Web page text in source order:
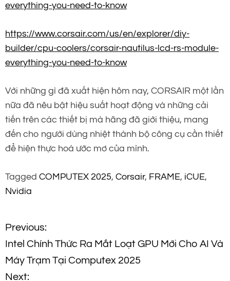
everything-you-need-to-know
https://www.corsair.com/us/en/explorer/diy-
builder/cpu-coolers/corsair-nautilus-lcd-rs-module-
everything-you-need-to-know
Với những gì đã xuất hiện hôm nay, CORSAIR một lần
nữa đã nêu bật hiệu suất hoạt động và những cải
tiến trên các thiết bị mà hãng đã giới thiệu, mang
đến cho người dùng nhiệt thành bộ công cụ cần thiết
để hiện thực hoá ước mơ của mình.
Tagged COMPUTEX 2025, Corsair, FRAME, iCUE,
Nvidia
Đ
i
Previous:
Intel Chính Thức Ra Mắt Loạt GPU Mới Cho AI Và
Máy Trạm Tại Computex 2025
Next: